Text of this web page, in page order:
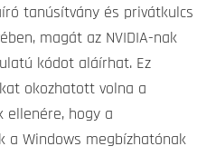
tanúsítvány és privátkulcs
magát az NVIDIA-nak
kódot aláírhat. Ez
okozhatott volna a
ellenére, hogy a
a Windows megbízhatónak